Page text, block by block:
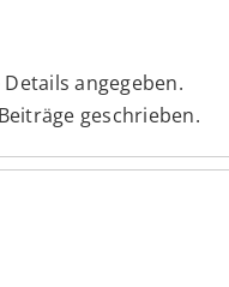
angegeben.
geschrieben.